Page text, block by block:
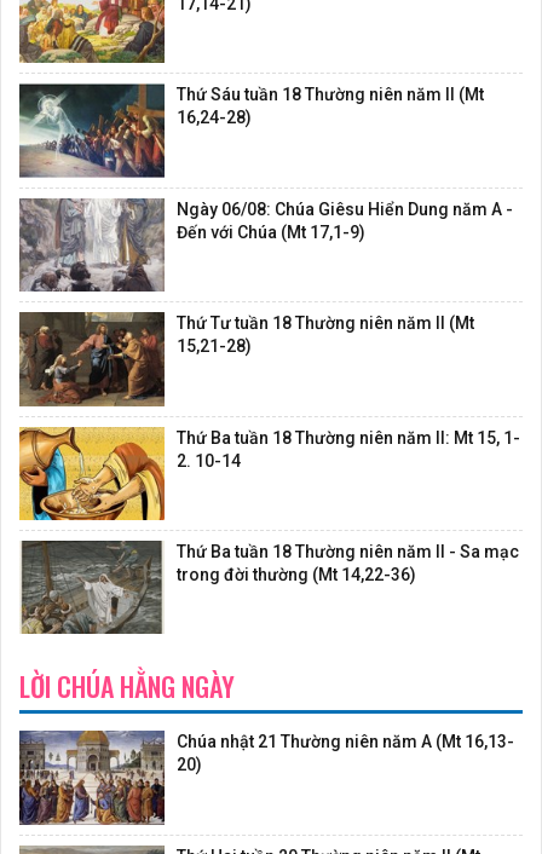
Thứ Sáu tuần 18 Thường niên năm II (Mt
16,24-28)
Ngày 06/08: Chúa Giêsu Hiển Dung năm A -
Đến với Chúa (Mt 17,1-9)
Thứ Tư tuần 18 Thường niên năm II (Mt
15,21-28)
Thứ Ba tuần 18 Thường niên năm II: Mt 15, 1-
2. 10-14
Thứ Ba tuần 18 Thường niên năm II - Sa mạc
trong đời thường (Mt 14,22-36)
LỜI CHÚA HẰNG NGÀY
Chúa nhật 21 Thường niên năm A (Mt 16,13-
20)